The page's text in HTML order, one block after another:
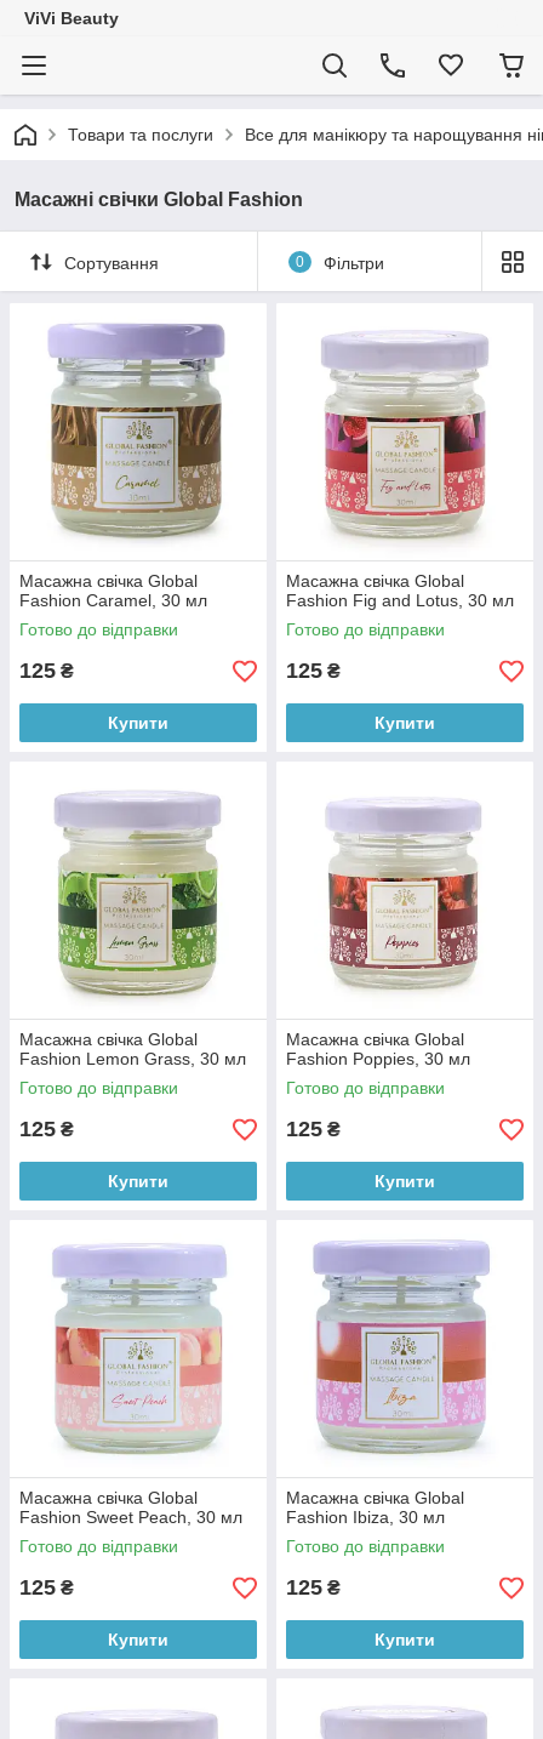
ViVi Beauty
Товари та послуги Все для манікюру та нарощування
Масажні свічки Global Fashion
Сортування 0 Фільтри
Масажна свічка Global
Fashion Caramel, 30 мл
Готово до відправки
125 ₴
Купити
Масажна свічка Global
Fashion Fig and Lotus, 30 мл
Готово до відправки
125 ₴
Купити
Масажна свічка Global
Fashion Lemon Grass, 30 мл
Готово до відправки
125 ₴
Купити
Масажна свічка Global
Fashion Poppies, 30 мл
Готово до відправки
125 ₴
Купити
Масажна свічка Global
Fashion Sweet Peach, 30 мл
Готово до відправки
125 ₴
Купити
Масажна свічка Global
Fashion Ibiza, 30 мл
Готово до відправки
125 ₴
Купити